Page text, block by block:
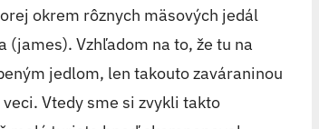
okrem rôznych mäsových jedál
(james). Vzhľadom na to, že tu na
jedlom, len takouto zaváraninou
Vtedy sme si zvykli takto